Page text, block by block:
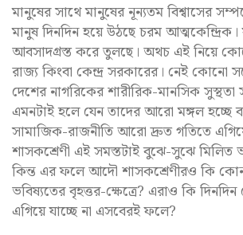
মানুষের সাথে মানুষের নূন্যতম বিশ্বাসের
মানুষ দিনদিন হয়ে উঠছে চরম আত্মকেন্দ্রিক।
আবসাদগ্রস্ত করে তুলছে। অথচ এই নিয়ে
রাজ্য কিংবা কেন্দ্র সরকারের। নেই কোনো
দেশের নাগরিকের শারীরিক-মানসিক সুস্থতা
এমনটাই হলে যেন তাদের আরো মঙ্গল হচ্ছে
সামাজিক-রাজনীতি আরো দ্রুত গতিতে
শাসকশ্রেণী এই সমস্তটাই বুঝে-সুঝে মিলিত
কিন্ত এর ফলে আদৌ শাসকশ্রেণীরও কি
ভবিষ্যতের বৃহত্তর-ক্ষেত্রে? এরাও কি
এগিয়ে যাচ্ছে না এসবেরই ফলে?